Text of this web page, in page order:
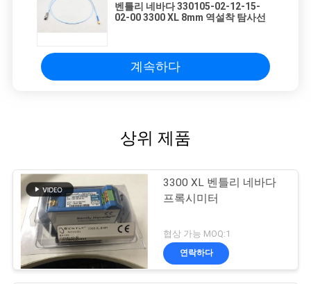
벤틀리 네바다 330105-02-12-15-
02-00 3300 XL 8mm 역설착 탐사선
계속하다
상위 제품
3300 XL 벤틀리 네바다
프록시미터
협상 가능 MOQ:1
연락하다